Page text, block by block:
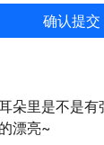
朵里是不是有
漂亮~